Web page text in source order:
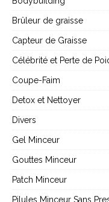
Brûleur de graisse
Capteur de Graisse
Célébrité et Perte de
Coupe-Faim
Detox et Nettoyer
Divers
Gel Minceur
Gouttes Minceur
Patch Minceur
Pilules Minceur Sans